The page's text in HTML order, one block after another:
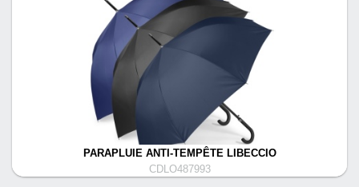
PARAPLUIE ANTI-TEMPÊTE LIBECCIO
CDLO487993